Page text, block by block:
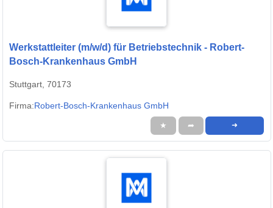
Werkstattleiter (m/w/d) für Betriebstechnik - Robert-
Bosch-Krankenhaus GmbH
Stuttgart, 70173
Firma:Robert-Bosch-Krankenhaus GmbH
★ ➦ ➜